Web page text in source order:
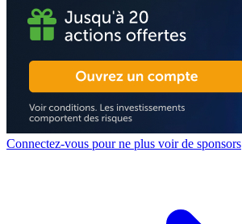
Connectez-vous pour ne plus voir de sponsors